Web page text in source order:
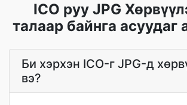
ICO руу JPG
талаар байнга асуудаг
Би хэрхэн ICO-г JPG-д
вэ?